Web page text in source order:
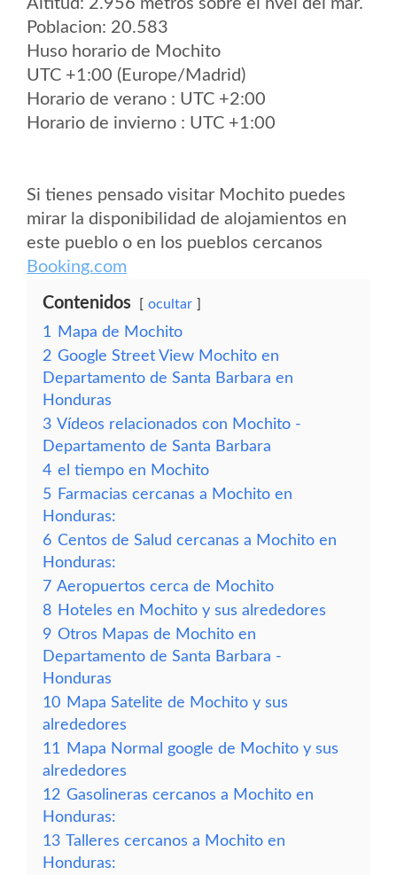
Altitud: 2.956 metros sobre el nvel del mar.
Poblacion: 20.583
Huso horario de Mochito
UTC +1:00 (Europe/Madrid)
Horario de verano : UTC +2:00
Horario de invierno : UTC +1:00
Si tienes pensado visitar Mochito puedes
mirar la disponibilidad de alojamientos en
este pueblo o en los pueblos cercanos
Booking.com
Contenidos ocultar
1
Mapa de Mochito
2 Google Street View Mochito en
Departamento de Santa Barbara en
Honduras
3 Vídeos relacionados con Mochito -
Departamento de Santa Barbara
4 el tiempo en Mochito
5 Farmacias cercanas a Mochito en
Honduras:
6 Centos de Salud cercanas a Mochito en
Honduras:
7 Aeropuertos cerca de Mochito
8 Hoteles en Mochito y sus alrededores
9 Otros Mapas de Mochito en
Departamento de Santa Barbara -
Honduras
10 Mapa Satelite de Mochito y sus
alrededores
11
Mapa Normal google de Mochito y sus
alrededores
12 Gasolineras cercanos a Mochito en
Honduras:
13 Talleres cercanos a Mochito en
Honduras: